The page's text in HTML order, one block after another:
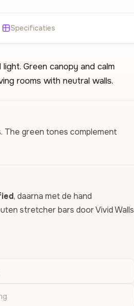
Specificaties
Green canopy and calm
rooms with neutral walls.
The green tones complement
, daarna met de hand
stretcher bars door Vivid Walls